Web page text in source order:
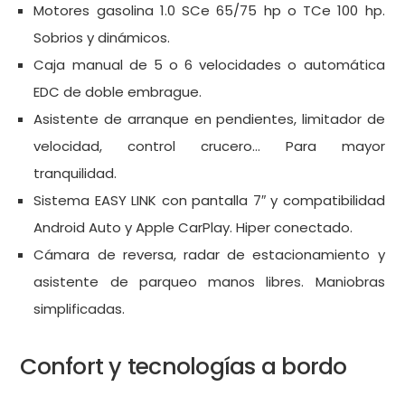
Motores gasolina 1.0 SCe 65/75 hp o TCe 100 hp.
Sobrios y dinámicos.
Caja manual de 5 o 6 velocidades o automática
EDC de doble embrague.
Asistente de arranque en pendientes, limitador de
velocidad, control crucero… Para mayor
tranquilidad.
Sistema EASY LINK con pantalla 7″ y compatibilidad
Android Auto y Apple CarPlay. Hiper conectado.
Cámara de reversa, radar de estacionamiento y
asistente de parqueo manos libres. Maniobras
simplificadas.
Confort y tecnologías a bordo